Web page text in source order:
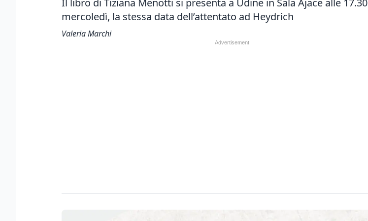
Il libro di Tiziana Menotti si presenta a Udine in Sala Ajace alle 17.30
mercoledì, la stessa data dell’attentato ad Heydrich
Valeria Marchi